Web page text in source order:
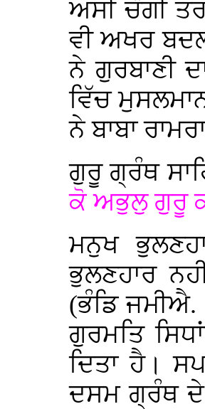
ਅਸੀ ਚੰਗੀ
ਵੀ ਅਖਰ
ਨੇ ਗੁਰਬਾਣੀ
ਵਿੱਚ
ਨੇ ਬਾਬਾ
ਗੁਰੂ ਗ੍ਰੰਥ
ਕੋ ਅਭੁਲੁ ਗੁਰੂ
ਮਨੁਖ
ਭੁਲਣਹਾਰ
(ਭੰਡਿ ਜਮੀਐ.
ਗੁਰਮਤਿ
ਦਿਤਾ ਹੈ।
ਦਸਮ ਗ੍ਰੰਥ ਦੇ